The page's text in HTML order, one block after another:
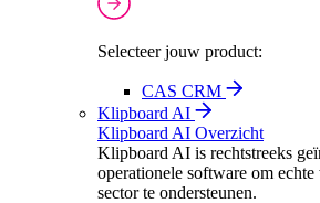
Selecteer jouw product:
CAS CRM
Klipboard AI
Klipboard AI Overzicht
Klipboard AI is rechtstreeks
operationele software om
sector te ondersteunen.